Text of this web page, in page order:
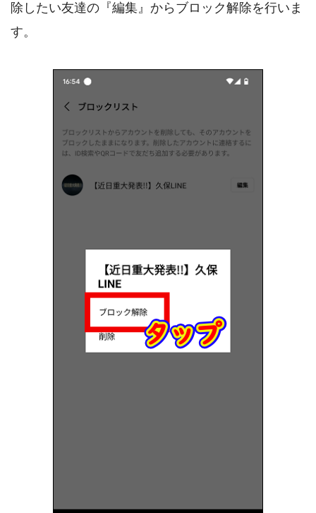
除したい友達の『編集』からブロック解除を行いま
す。